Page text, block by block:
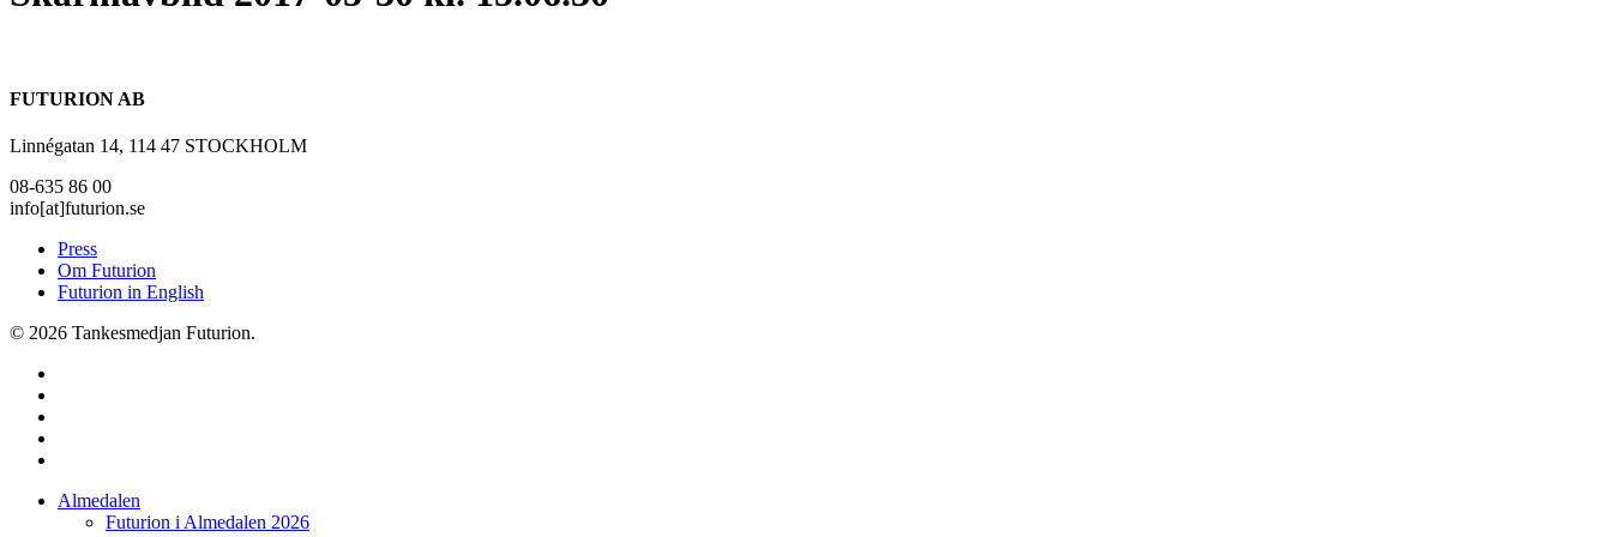
FUTURION AB
Linnégatan 14, 114 47 STOCKHOLM
08-635 86 00
info[at]futurion.se
Press
Om Futurion
Futurion in English
© 2026 Tankesmedjan Futurion.
Close
Almedalen
Futurion i Almedalen 2026